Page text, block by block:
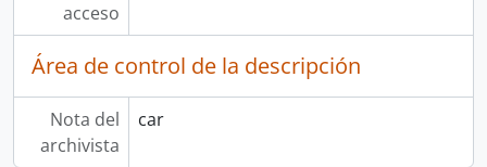
acceso
Área de control de la descripción
Nota del
archivista
car